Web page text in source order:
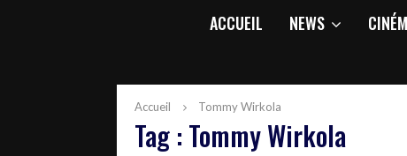
ACCUEIL NEWS
Accueil Tommy Wirkola
Tag : Tommy Wirkola